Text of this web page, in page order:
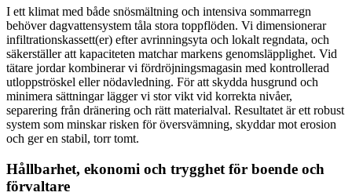
I ett klimat med både snösmältning och intensiva sommarregn
behöver dagvattensystem tåla stora toppflöden. Vi dimensionerar
infiltrationskassett(er) efter avrinningsyta och lokalt regndata, och
säkerställer att kapaciteten matchar markens genomsläpplighet. Vid
tätare jordar kombinerar vi fördröjningsmagasin med kontrollerad
utloppströskel eller nödavledning. För att skydda husgrund och
minimera sättningar lägger vi stor vikt vid korrekta nivåer,
separering från dränering och rätt materialval. Resultatet är ett robust
system som minskar risken för översvämning, skyddar mot erosion
och ger en stabil, torr tomt.
Hållbarhet, ekonomi och trygghet för boende och
förvaltare